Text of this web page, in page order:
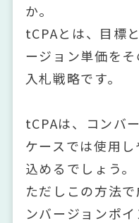
か。
tCPAとは、目標
ージョン単価を
入札戦略です。
tCPAは、コンバ
ケースでは使用
込めるでしょう。
ただしこの方法
ンバージョンポ